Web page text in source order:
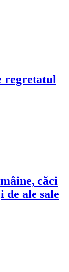
regretatul
căci
de ale sale